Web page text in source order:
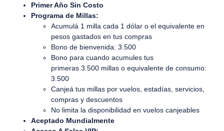
Primer Año Sin Costo
Programa de Millas:
Acumulá 1 milla cada 1 dólar o el equivalente en
pesos gastados en tus compras
Bono de bienvenida:3.500
Bono para cuando acumules tus
primeras3.500 millas o equivalente de consumo:
3.500
Canjeá tus millas por vuelos, estadías, servicios,
compras y descuentos
No limita la disponibilidad en vuelos canjeables
Aceptado Mundialmente